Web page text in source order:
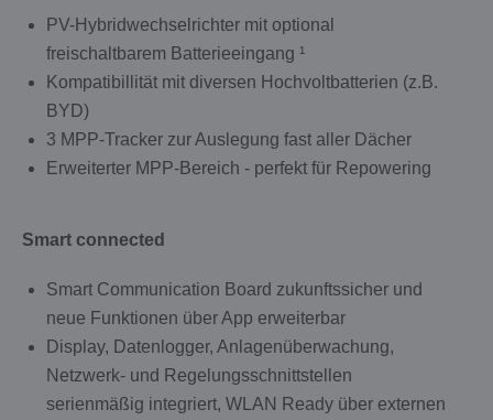
PV-Hybridwechselrichter mit optional
freischaltbarem Batterieeingang ¹
Kompatibillität mit diversen Hochvoltbatterien (z.B.
BYD)
3 MPP-Tracker zur Auslegung fast aller Dächer
Erweiterter MPP-Bereich - perfekt für Repowering
Smart connected
Smart Communication Board zukunftssicher und
neue Funktionen über App erweiterbar
Display, Datenlogger, Anlagenüberwachung,
Netzwerk- und Regelungsschnittstellen
serienmäßig integriert, WLAN Ready über externen